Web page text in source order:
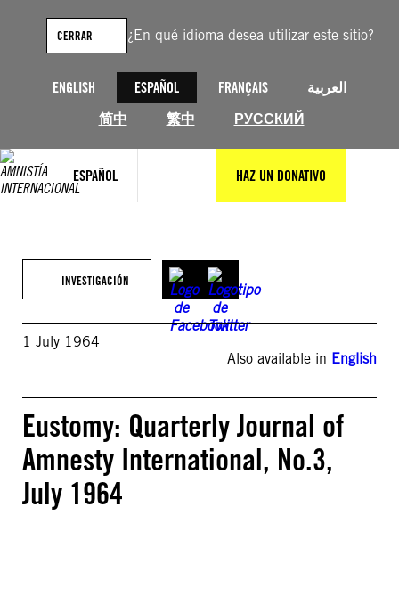
¿En qué idioma desea utilizar este sitio?
ENGLISH ESPAÑOL FRANÇAIS
العربية
简中
繁中 РУССКИЙ
CERRAR
ESPAÑOL HAZ UN DONATIVO
contenido
INVESTIGACIÓN
1 July 1964
Also available in English
Eustomy: Quarterly Journal of
Amnesty International, No.3,
July 1964